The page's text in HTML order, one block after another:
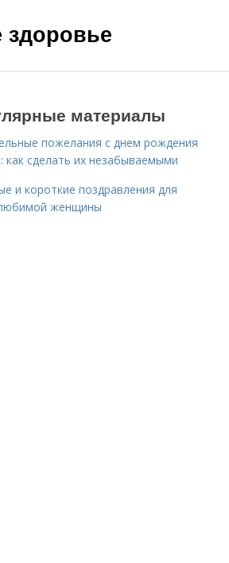
материалы
пожелания с днем рождения
как сделать их незабываемыми
и короткие поздравления для
женщины